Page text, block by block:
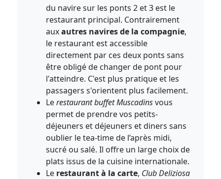
du navire sur les ponts 2 et 3 est le
restaurant principal. Contrairement
auxautres navires de la compagnie,
le restaurant est accessible
directement par ces deux ponts sans
être obligé de changer de pont pour
l'atteindre. C'est plus pratique et les
passagers s'orientent plus facilement.
Lerestaurant buffet Muscadinsvous
permet de prendre vos petits-
déjeuners et déjeuners et diners sans
oublier le tea-time de l’après midi,
sucré ou salé. Il offre un large choix de
plats issus de la cuisine internationale.
Le restaurant à la carte, Club Deliziosa